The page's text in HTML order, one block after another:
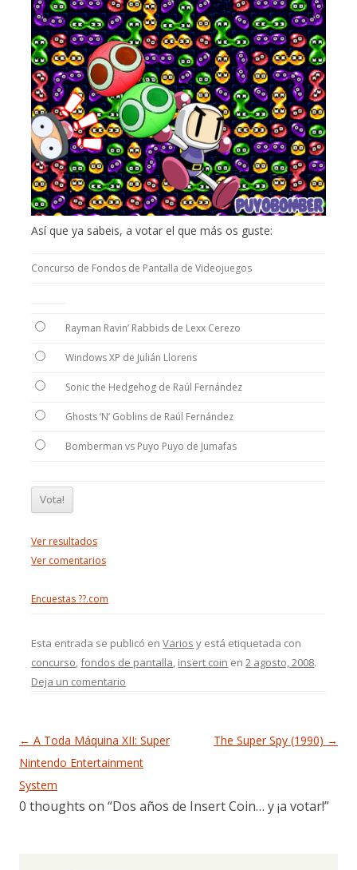
Así que ya sabeis, a votar el que más os guste:
Concurso de Fondos de Pantalla de Videojuegos
Rayman Ravin’ Rabbids de Lexx Cerezo
Windows XP de Julián Llorens
Sonic the Hedgehog de Raúl Fernández
Ghosts ‘N’ Goblins de Raúl Fernández
Bomberman vs Puyo Puyo de Jumafas
Ver resultados
Ver comentarios
Encuestas ??.com
Esta entrada se publicó enVarios y está etiquetada con
concurso,fondos de pantalla, insert coin en2 agosto, 2008.
Deja un comentario
Navegación de entradas
← A Toda Máquina XII: Super
Nintendo Entertainment
System
The Super Spy (1990) →
0 thoughts on “Dos años de Insert Coin… y ¡a votar!”